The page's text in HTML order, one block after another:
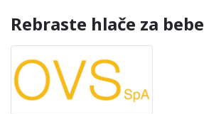
Rebraste hlače za bebe